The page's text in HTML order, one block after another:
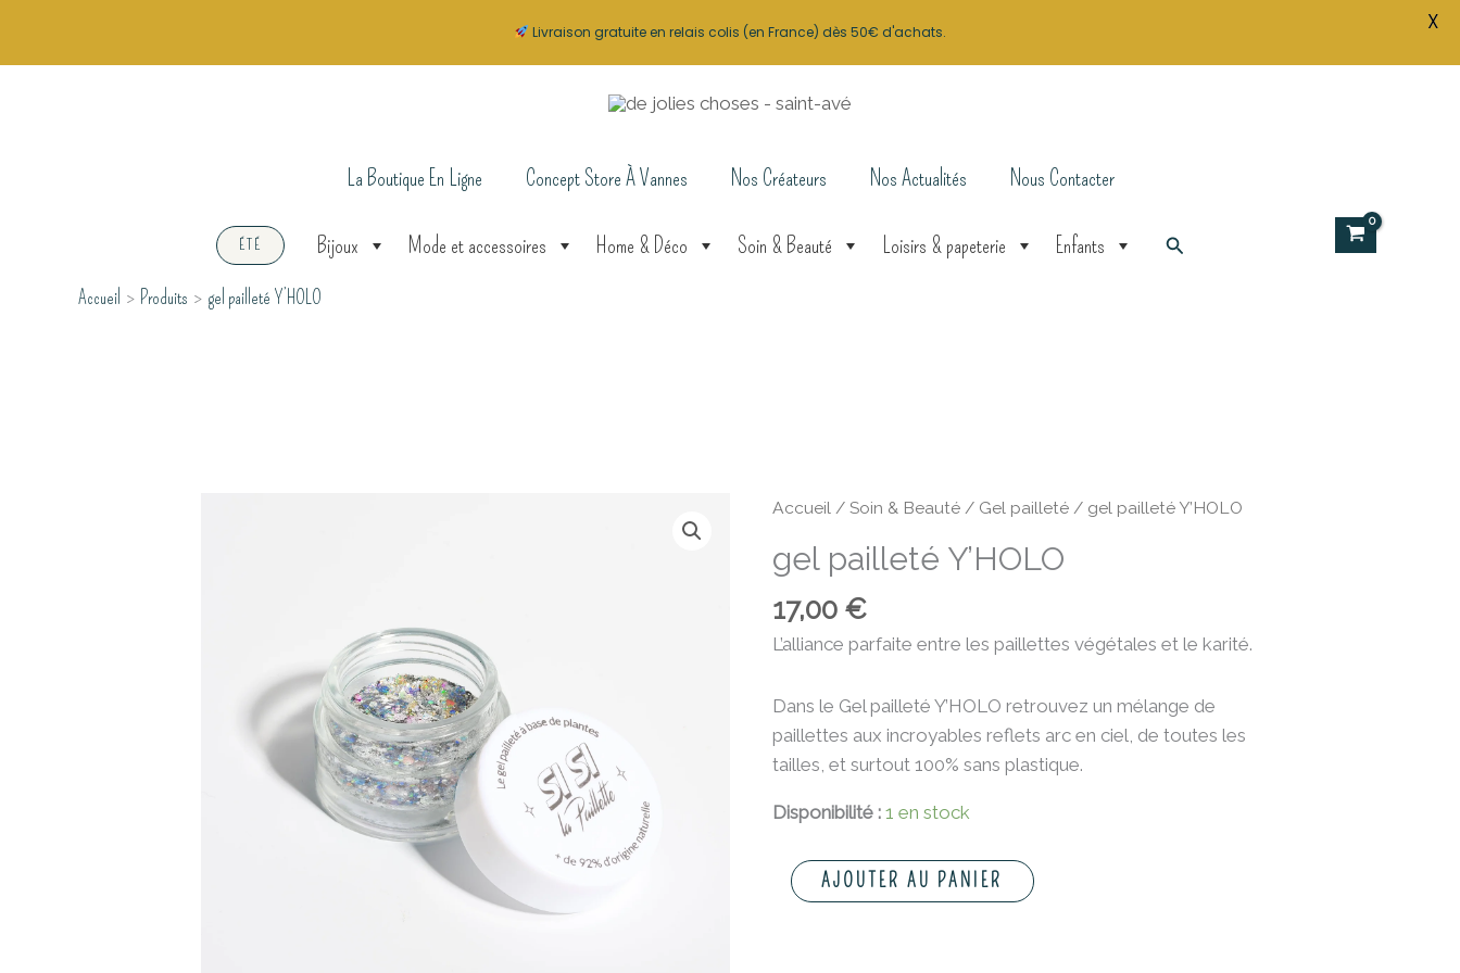
La Boutique En Ligne Concept Store À Vannes Nos Créateurs Nos Actualités Nous Contacter
ÉTÉ Bijoux Mode et accessoires Home & Déco Soin & Beauté Loisirs & papeterie Enfants Rechercher
Accueil Produits gel pailleté Y’HOLO
Accueil/ Soin & Beauté/ Gel pailleté/ gel pailleté Y’HOLO
gel pailleté Y’HOLO
17,00 €
L’alliance parfaite entre les paillettes végétales et le karité.
Dans le Gel pailleté Y’HOLO retrouvez un mélange de
paillettes aux incroyables reflets arc en ciel, de toutes les
tailles, et surtout 100% sans plastique.
Disponibilité : 1 en stock
quantité
gel
Y'HOLO
AJOUTER AU PANIER
Livraison gratuite en relais colis (en France) dès 50€ d'achats. X